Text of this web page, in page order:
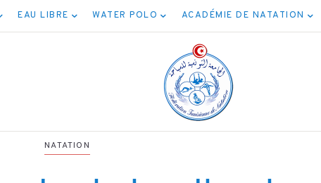
EAU LIBRE WATER POLO ACADÉMIE DE NATATION
NATATION